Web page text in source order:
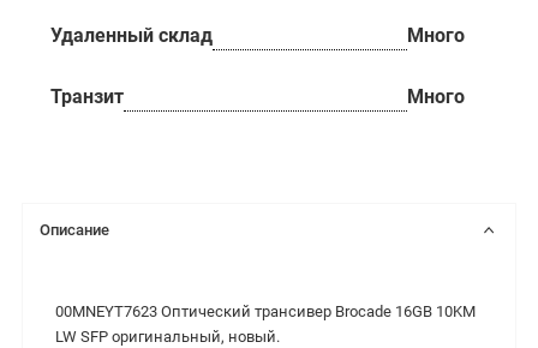
Удаленный склад Много
Транзит Много
Описание
00MNEYT7623 Оптический трансивер Brocade 16GB 10KM
LW SFP оригинальный, новый.